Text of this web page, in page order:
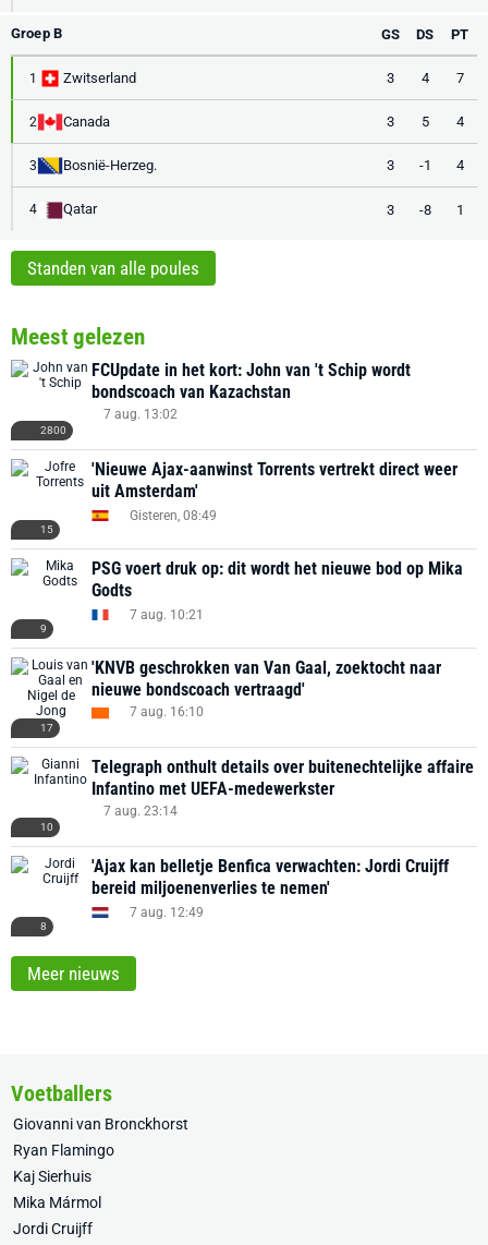
Groep B GS DS PT
1 Zwitserland 3 4 7
2 Canada 3 5 4
3 Bosnië-Herzeg. 3 -1 4
4 Qatar 3 -8 1
Standen van alle poules
Meest gelezen
2800
FCUpdate in het kort: John van 't Schip wordt
bondscoach van Kazachstan
7 aug. 13:02
15
'Nieuwe Ajax-aanwinst Torrents vertrekt direct weer
uit Amsterdam'
Gisteren, 08:49
9
PSG voert druk op: dit wordt het nieuwe bod op Mika
Godts
7 aug. 10:21
17
'KNVB geschrokken van Van Gaal, zoektocht naar
nieuwe bondscoach vertraagd'
7 aug. 16:10
10
Telegraph onthult details over buitenechtelijke affaire
Infantino met UEFA-medewerkster
7 aug. 23:14
8
'Ajax kan belletje Benfica verwachten: Jordi Cruijff
bereid miljoenenverlies te nemen'
7 aug. 12:49
Meer nieuws
Voetballers
Giovanni van Bronckhorst
Ryan Flamingo
Kaj Sierhuis
Mika Mármol
Jordi Cruijff